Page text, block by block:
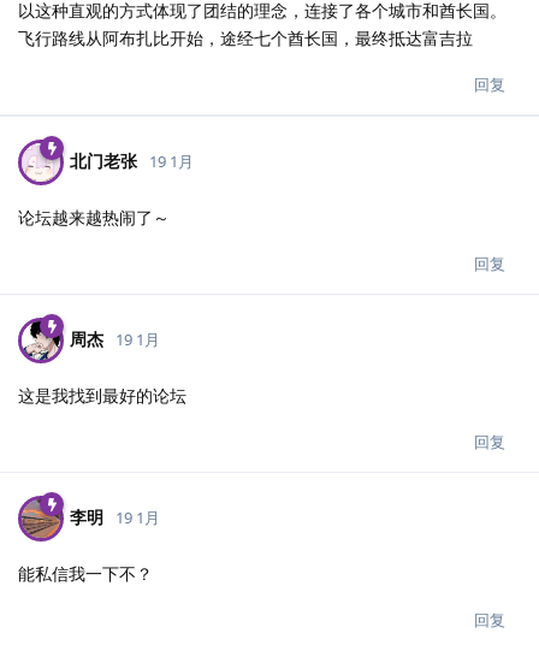
以这种直观的方式体现了团结的理念，连接了各个城市和酋长国。
飞行路线从阿布扎比开始，途经七个酋长国，最终抵达富吉拉
回复
北门老张 19 1月
论坛越来越热闹了～
回复
周杰 19 1月
这是我找到最好的论坛
回复
李明 19 1月
能私信我一下不？
回复